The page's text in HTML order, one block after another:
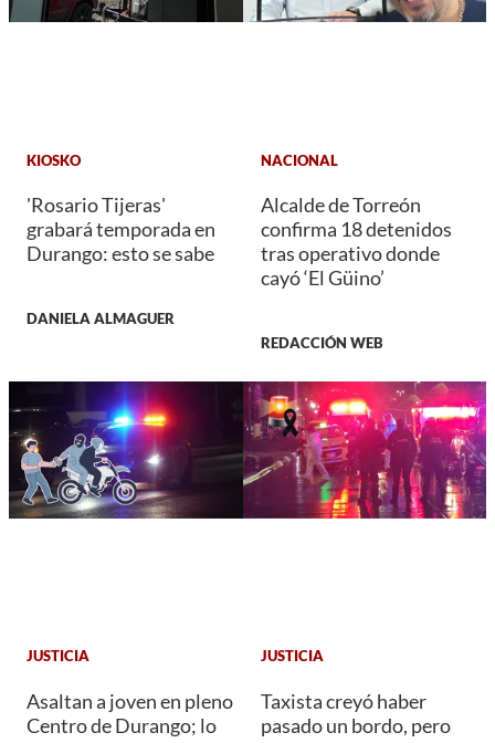
KIOSKO
'Rosario Tijeras'
grabará temporada en
Durango: esto se sabe
DANIELA ALMAGUER
NACIONAL
Alcalde de Torreón
confirma 18 detenidos
tras operativo donde
cayó ‘El Güino’
REDACCIÓN WEB
JUSTICIA
Asaltan a joven en pleno
Centro de Durango; lo
JUSTICIA
Taxista creyó haber
pasado un bordo, pero